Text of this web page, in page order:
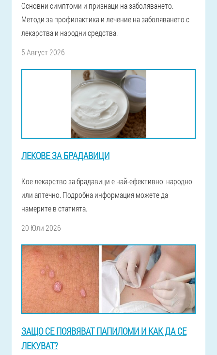
Основни симптоми и признаци на заболяването.
Методи за профилактика и лечение на заболяването с
лекарства и народни средства.
5 Август 2026
ЛЕКОВЕ ЗА БРАДАВИЦИ
Кое лекарство за брадавици е най-ефективно: народно
или аптечно. Подробна информация можете да
намерите в статията.
20 Юли 2026
ЗАЩО СЕ ПОЯВЯВАТ ПАПИЛОМИ И КАК ДА СЕ
ЛЕКУВАТ?